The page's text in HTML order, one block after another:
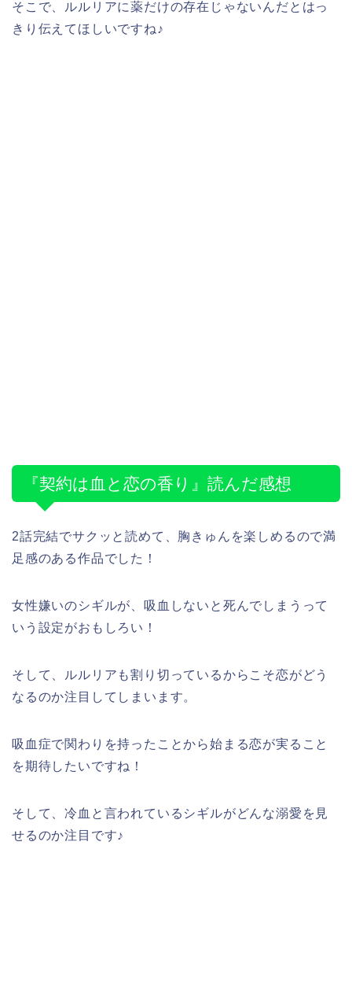
そこで、ルルリアに薬だけの存在じゃないんだとはっ
きり伝えてほしいですね♪
『契約は血と恋の香り』読んだ感想
2話完結でサクッと読めて、胸きゅんを楽しめるので満
足感のある作品でした！
女性嫌いのシギルが、吸血しないと死んでしまうって
いう設定がおもしろい！
そして、ルルリアも割り切っているからこそ恋がどう
なるのか注目してしまいます。
吸血症で関わりを持ったことから始まる恋が実ること
を期待したいですね！
そして、冷血と言われているシギルがどんな溺愛を見
せるのか注目です♪